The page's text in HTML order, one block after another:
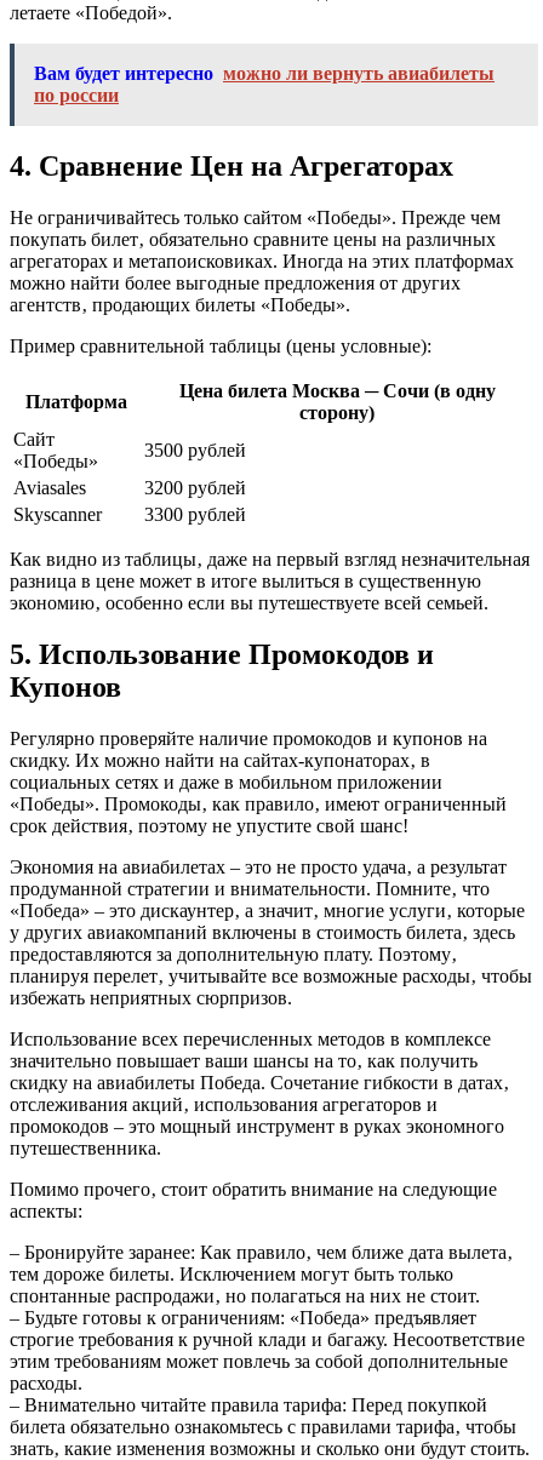
летаете «Победой».
Вам будет интересно можно ли вернуть авиабилеты
по россии
4. Сравнение Цен на Агрегаторах
Не ограничивайтесь только сайтом «Победы». Прежде чем
покупать билет‚ обязательно сравните цены на различных
агрегаторах и метапоисковиках. Иногда на этих платформах
можно найти более выгодные предложения от других
агентств‚ продающих билеты «Победы».
Пример сравнительной таблицы (цены условные):
Платформа
Цена билета Москва ─ Сочи (в одну
сторону)
Сайт
«Победы»
3500 рублей
Aviasales
3200 рублей
Skyscanner
3300 рублей
Как видно из таблицы‚ даже на первый взгляд незначительная
разница в цене может в итоге вылиться в существенную
экономию‚ особенно если вы путешествуете всей семьей.
5. Использование Промокодов и
Купонов
Регулярно проверяйте наличие промокодов и купонов на
скидку. Их можно найти на сайтах-купонаторах‚ в
социальных сетях и даже в мобильном приложении
«Победы». Промокоды‚ как правило‚ имеют ограниченный
срок действия‚ поэтому не упустите свой шанс!
Экономия на авиабилетах – это не просто удача‚ а результат
продуманной стратегии и внимательности. Помните‚ что
«Победа» – это дискаунтер‚ а значит‚ многие услуги‚ которые
у других авиакомпаний включены в стоимость билета‚ здесь
предоставляются за дополнительную плату. Поэтому‚
планируя перелет‚ учитывайте все возможные расходы‚ чтобы
избежать неприятных сюрпризов.
Использование всех перечисленных методов в комплексе
значительно повышает ваши шансы на то‚ как получить
скидку на авиабилеты Победа. Сочетание гибкости в датах‚
отслеживания акций‚ использования агрегаторов и
промокодов – это мощный инструмент в руках экономного
путешественника.
Помимо прочего‚ стоит обратить внимание на следующие
аспекты:
– Бронируйте заранее: Как правило‚ чем ближе дата вылета‚
тем дороже билеты. Исключением могут быть только
спонтанные распродажи‚ но полагаться на них не стоит.
– Будьте готовы к ограничениям: «Победа» предъявляет
строгие требования к ручной клади и багажу. Несоответствие
этим требованиям может повлечь за собой дополнительные
расходы.
– Внимательно читайте правила тарифа: Перед покупкой
билета обязательно ознакомьтесь с правилами тарифа‚ чтобы
знать‚ какие изменения возможны и сколько они будут стоить.